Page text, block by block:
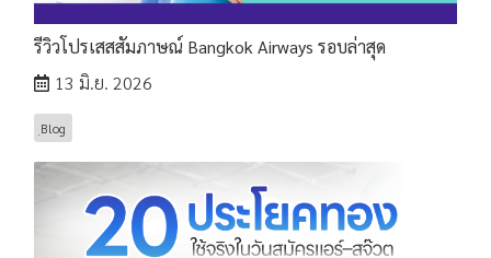
รีวิวโปรเสสสัมภาษณ์ Bangkok Airways รอบล่าสุด
13 มิ.ย. 2026
ฺBlog